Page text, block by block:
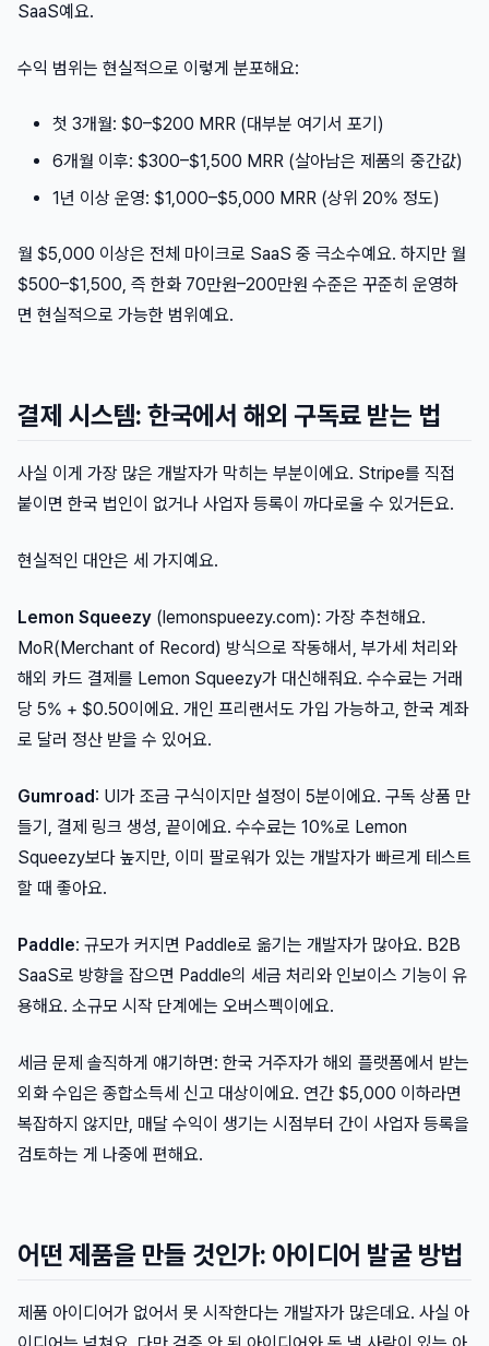
SaaS예요.
수익 범위는 현실적으로 이렇게 분포해요:
첫 3개월: $0–$200 MRR (대부분 여기서 포기)
6개월 이후: $300–$1,500 MRR (살아남은 제품의 중간값)
1년 이상 운영: $1,000–$5,000 MRR (상위 20% 정도)
월 $5,000 이상은 전체 마이크로 SaaS 중 극소수예요. 하지만 월
$500–$1,500, 즉 한화 70만원–200만원 수준은 꾸준히 운영하
면 현실적으로 가능한 범위예요.
결제 시스템: 한국에서 해외 구독료 받는 법
사실 이게 가장 많은 개발자가 막히는 부분이에요. Stripe를 직접
붙이면 한국 법인이 없거나 사업자 등록이 까다로울 수 있거든요.
현실적인 대안은 세 가지예요.
Lemon Squeezy (lemonspueezy.com): 가장 추천해요.
MoR(Merchant of Record) 방식으로 작동해서, 부가세 처리와
해외 카드 결제를 Lemon Squeezy가 대신해줘요. 수수료는 거래
당 5% + $0.50이에요. 개인 프리랜서도 가입 가능하고, 한국 계좌
로 달러 정산 받을 수 있어요.
Gumroad: UI가 조금 구식이지만 설정이 5분이에요. 구독 상품 만
들기, 결제 링크 생성, 끝이에요. 수수료는 10%로 Lemon
Squeezy보다 높지만, 이미 팔로워가 있는 개발자가 빠르게 테스트
할 때 좋아요.
Paddle: 규모가 커지면 Paddle로 옮기는 개발자가 많아요. B2B
SaaS로 방향을 잡으면 Paddle의 세금 처리와 인보이스 기능이 유
용해요. 소규모 시작 단계에는 오버스펙이에요.
세금 문제 솔직하게 얘기하면: 한국 거주자가 해외 플랫폼에서 받는
외화 수입은 종합소득세 신고 대상이에요. 연간 $5,000 이하라면
복잡하지 않지만, 매달 수익이 생기는 시점부터 간이 사업자 등록을
검토하는 게 나중에 편해요.
어떤 제품을 만들 것인가: 아이디어 발굴 방법
제품 아이디어가 없어서 못 시작한다는 개발자가 많은데요. 사실 아